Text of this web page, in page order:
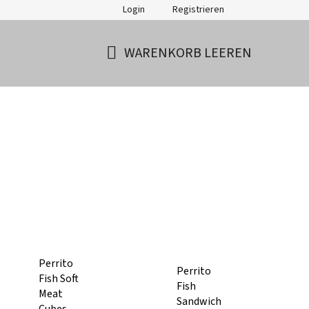
Login Registrieren
WARENKORB LEEREN
Perrito
Fish Soft
Meat
Perrito
Fish
Sandwich